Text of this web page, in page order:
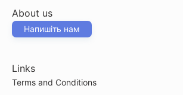
About us
Напишіть нам
Links
Terms and Conditions